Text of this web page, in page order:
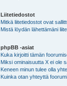
Liitetiedostot
Mitkä liitetiedostot ovat
Mistä löydän lähettämäni
phpBB -asiat
Kuka kirjoitti tämän
Miksi ominaisuutta X ei ole
Keneen minun tulee olla
Kuinka otan yhteyttä